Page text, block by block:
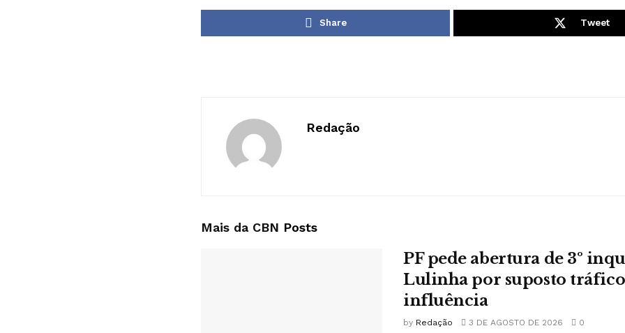
Share Tweet
Redação
Mais da CBN Posts
PF pede abertura de 3º
Lulinha por suposto
influência
by Redação 3 DE AGOSTO DE 2026 0